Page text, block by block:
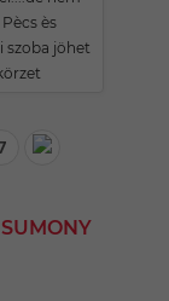
ès
szoba jöhet